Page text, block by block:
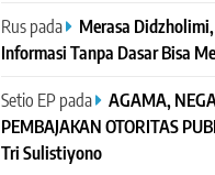
Ruspada
Merasa
Informasi Tanpa Dasar Bisa
Setio EP pada AGAMA,
PEMBAJAKAN OTORITAS
Tri Sulistiyono